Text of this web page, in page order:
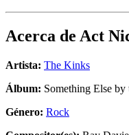
Acerca de Act
Artista: The Kinks
Álbum: Something Else
Género: Rock